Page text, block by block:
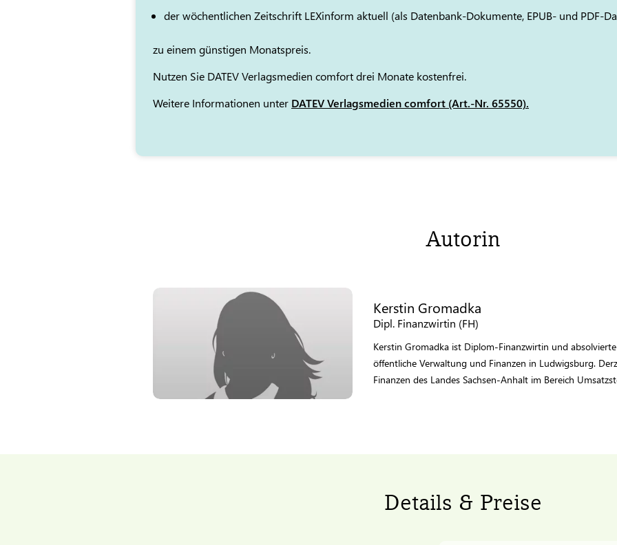
der wöchentlichen Zeitschrift LEXinform aktuell (als Datenbank-Dokumente, EPUB- und PDF-
zu einem günstigen Monatspreis.
Nutzen Sie DATEV Verlagsmedien comfort drei Monate kostenfrei.
Weitere Informationen unter DATEV Verlagsmedien comfort (Art.-Nr. 65550).
Autorin
Kerstin Gromadka
Dipl. Finanzwirtin (FH)
Kerstin Gromadka ist Diplom-Finanzwirtin und
öffentliche Verwaltung und Finanzen in Ludwigsburg.
Finanzen des Landes Sachsen-Anhalt im Bereich
Details & Preise